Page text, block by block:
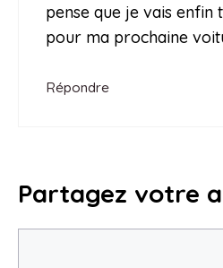
pense que je vais enfin
pour ma prochaine
Répondre
Partagez votre